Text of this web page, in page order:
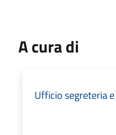
A cura di
Ufficio segreteria